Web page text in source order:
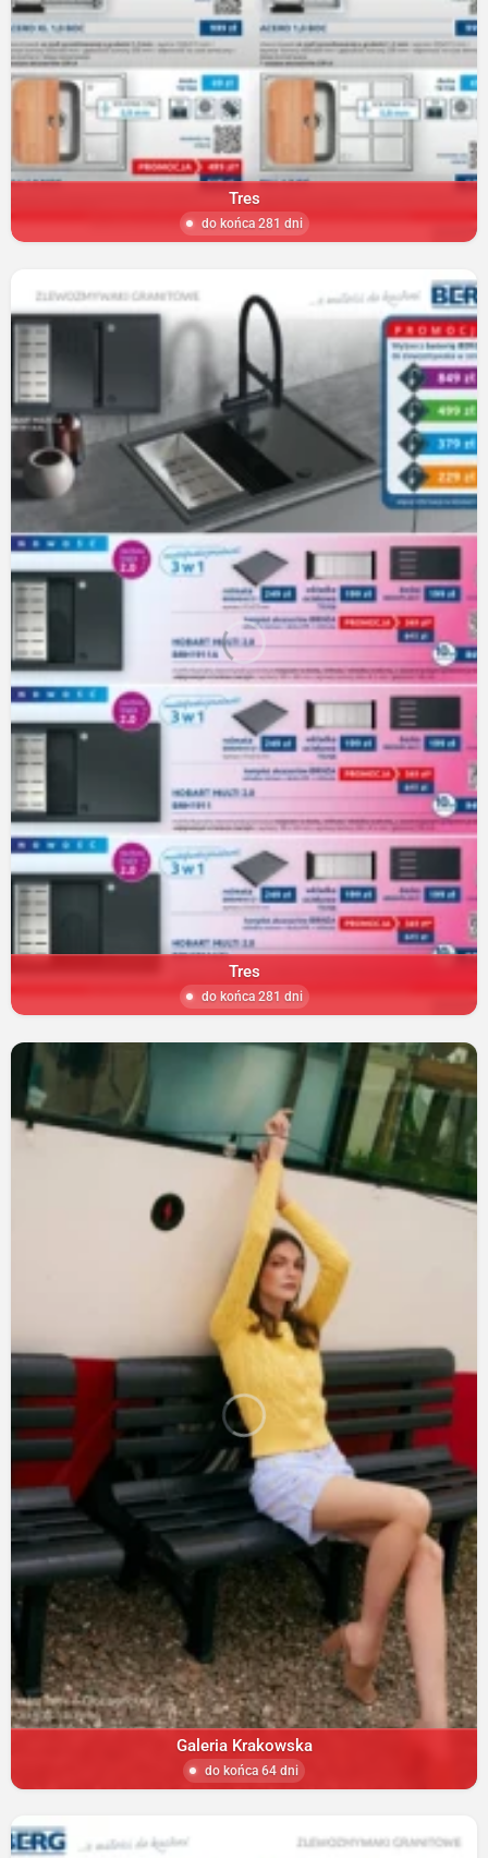
Tres
do końca 281 dni
Tres
do końca 281 dni
Galeria Krakowska
do końca 64 dni